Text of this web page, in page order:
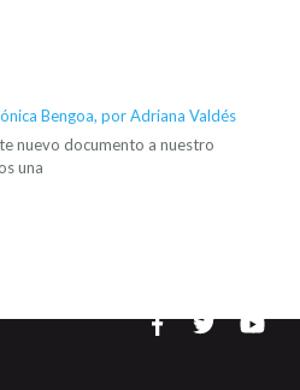
Bengoa, por Adriana Valdés
nuevo documento a nuestro
una